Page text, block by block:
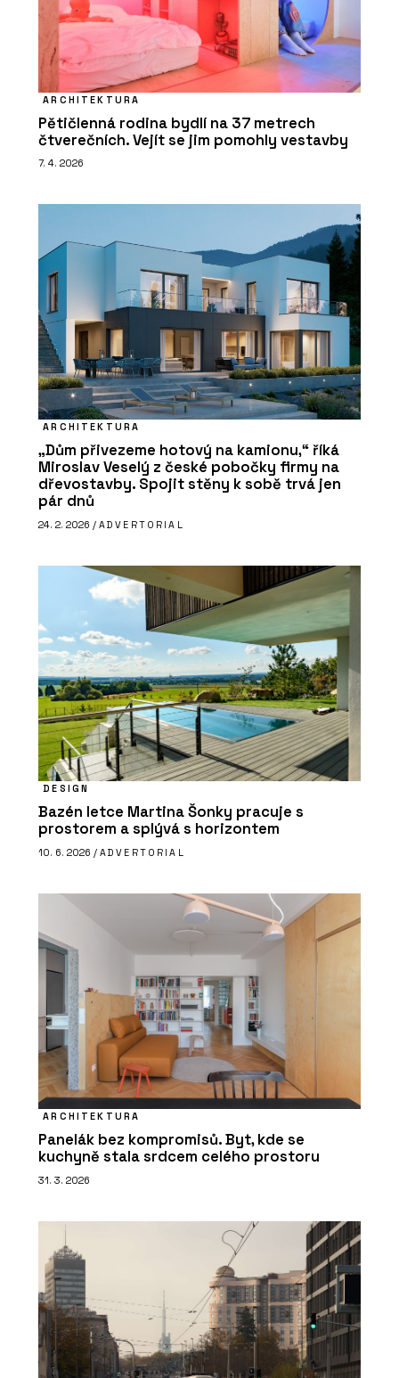
ARCHITEKTURA
Pětičlenná rodina bydlí na 37 metrech
čtverečních. Vejít se jim pomohly vestavby
7. 4. 2026
ARCHITEKTURA
„Dům přivezeme hotový na kamionu,“ říká
Miroslav Veselý z české pobočky firmy na
dřevostavby. Spojit stěny k sobě trvá jen
pár dnů
24. 2. 2026 / ADVERTORIAL
DESIGN
Bazén letce Martina Šonky pracuje s
prostorem a splývá s horizontem
10. 6. 2026 / ADVERTORIAL
ARCHITEKTURA
Panelák bez kompromisů. Byt, kde se
kuchyně stala srdcem celého prostoru
31. 3. 2026